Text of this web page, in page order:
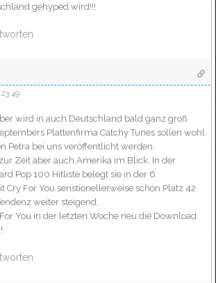
gehyped wird!!!
wird in auch Deutschland bald ganz groß
Plattenfirma Catchy Tunes sollen wohl
Petra bei uns veröffentlicht werden.
Zeit aber auch Amerika im Blick. In der
Pop 100 Hitliste belegt sie in der 6.
Cry For You senstionellerweise schon Platz 42
weiter steigend.
You in der letzten Woche neu die Download